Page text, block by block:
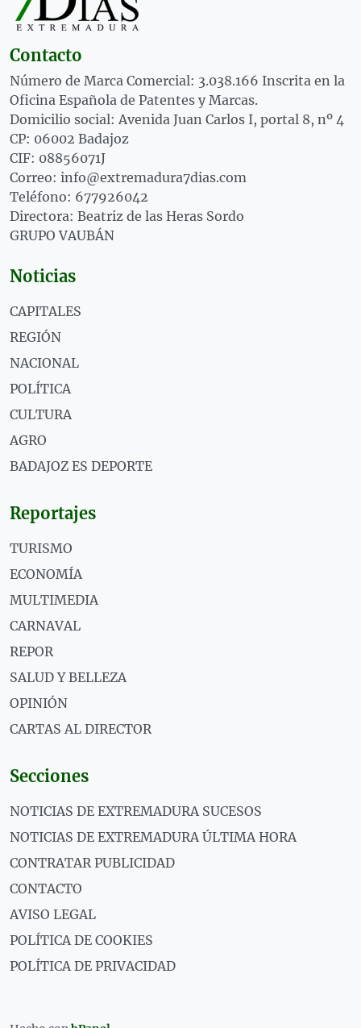
Contacto
Número de Marca Comercial: 3.038.166 Inscrita en la
Oficina Española de Patentes y Marcas.
Domicilio social: Avenida Juan Carlos I, portal 8, nº 4
CP: 06002 Badajoz
CIF: 08856071J
Correo: info@extremadura7dias.com
Teléfono: 677926042
Directora: Beatriz de las Heras Sordo
GRUPO VAUBÁN
Noticias
CAPITALES
REGIÓN
NACIONAL
POLÍTICA
CULTURA
AGRO
BADAJOZ ES DEPORTE
Reportajes
TURISMO
ECONOMÍA
MULTIMEDIA
CARNAVAL
REPOR
SALUD Y BELLEZA
OPINIÓN
CARTAS AL DIRECTOR
Secciones
NOTICIAS DE EXTREMADURA SUCESOS
NOTICIAS DE EXTREMADURA ÚLTIMA HORA
CONTRATAR PUBLICIDAD
CONTACTO
AVISO LEGAL
POLÍTICA DE COOKIES
POLÍTICA DE PRIVACIDAD